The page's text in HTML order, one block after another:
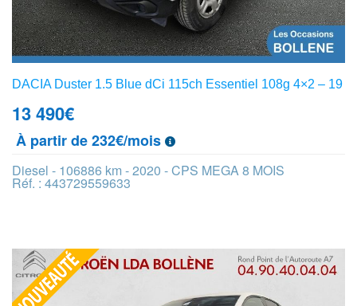
DACIA Duster 1.5 Blue dCi 115ch Essentiel 108g 4×2 – 19
13 490€
À partir de 232€/mois
Diesel - 106886 km - 2020 - CPS MEGA 8 MOIS
Réf. : 443729559633